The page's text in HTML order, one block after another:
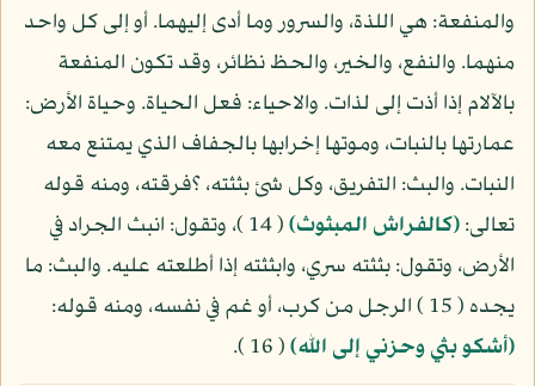
والمنفعة: هي اللذة، والسرور وما أدى إليهما. أو إلى كل واحد
منهما. والنفع، والخير، والحظ نظائر، وقد تكون المنفعة
بالآلام إذا أذت إلى لذات. والاحياء: فعل الحياة. وحياة الأرض:
عمارتها بالنبات، وموتها إخرابها بالجفاف الذي يمتنع معه
النبات. والبث: التفريق، وكل شئ بثثته، ؟فرقته، ومنه قوله
تعالى:(كالفراش المبثوث)
( 14 )، وتقول: انبث الجراد في
الأرض، وتقول: بثثته سري، وابثثته إذا أطلعته عليه. والبث: ما
يجده ( 15 ) الرجل من كرب، أو غم في نفسه، ومنه قوله:
(أشكو بثي وحزني إلى الله)( 16 ).